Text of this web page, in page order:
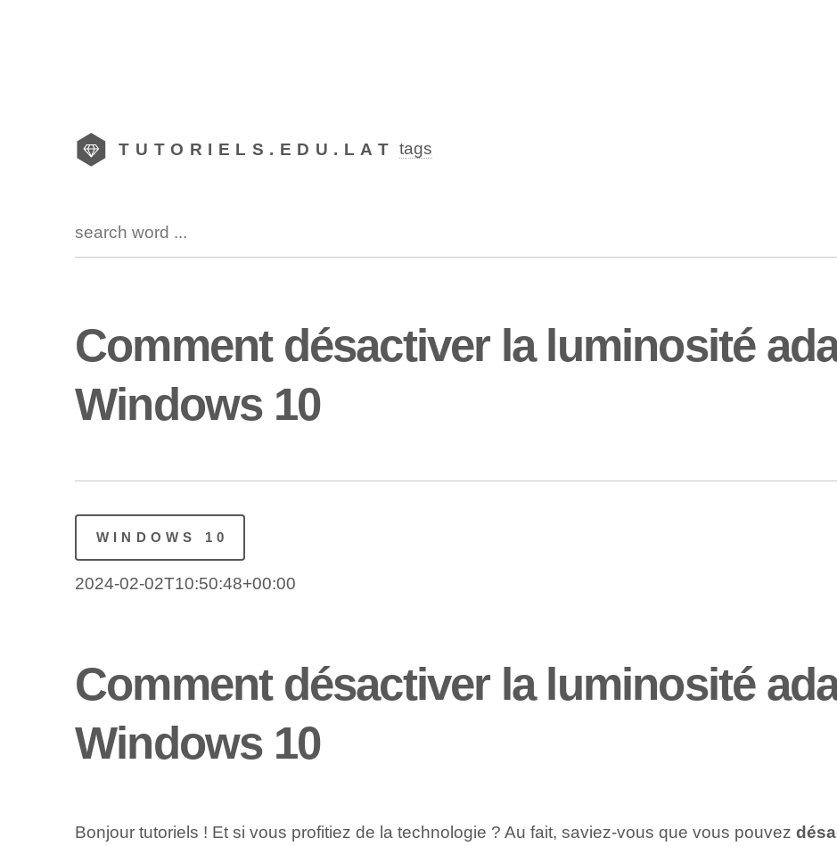
TUTORIELS.EDU.LAT tags
Comment désactiver la luminosité
Windows 10
WINDOWS 10
2024-02-02T10:50:48+00:00
Comment désactiver la luminosité
Windows 10
Bonjour‌ tutoriels ! Et si vous profitiez de la technologie ? Au fait, saviez-vous que vous pouvez